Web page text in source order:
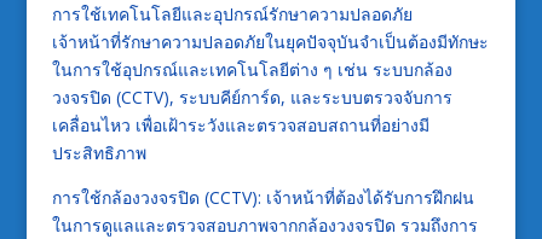
การใช้เทคโนโลยีและอุปกรณ์รักษาความปลอดภัย
เจ้าหน้าที่รักษาความปลอดภัยในยุคปัจจุบันจำเป็นต้องมีทักษะ
ในการใช้อุปกรณ์และเทคโนโลยีต่าง ๆ เช่น ระบบกล้อง
วงจรปิด (CCTV), ระบบคีย์การ์ด, และระบบตรวจจับการ
เคลื่อนไหว เพื่อเฝ้าระวังและตรวจสอบสถานที่อย่างมี
ประสิทธิภาพ
การใช้กล้องวงจรปิด (CCTV): เจ้าหน้าที่ต้องได้รับการฝึกฝน
ในการดูแลและตรวจสอบภาพจากกล้องวงจรปิด รวมถึงการ